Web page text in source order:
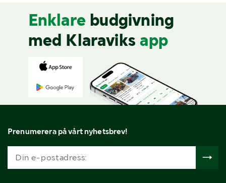
Enklare budgivning
med Klaraviks app
Prenumerera på vårt nyhetsbrev!